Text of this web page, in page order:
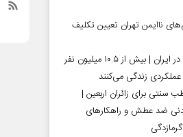
ناایمن تهران تعیین تکلیف
آمار معلولیت در ایران | بیش از ۱۰.۵ میلیون نفر
زندگی می‌کنند
سنتی برای زائران اربعین |
ضد عطش و راهکارهای